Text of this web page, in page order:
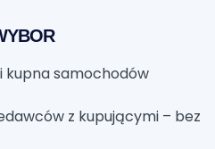
kupna samochodów
z kupującymi – bez